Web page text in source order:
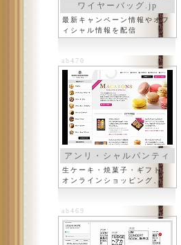
ワイヤーバッグ.jp
最新キャンペーン情報やオフ
ィシャル情報を配信
ab470
アンリ・シャルパンティ
エ
生ケーキ・焼菓子・ギフト、
オンラインショッピング、
ab469